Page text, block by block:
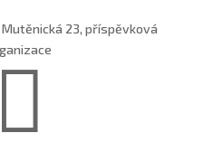
Mutěnická 23, příspěvková
